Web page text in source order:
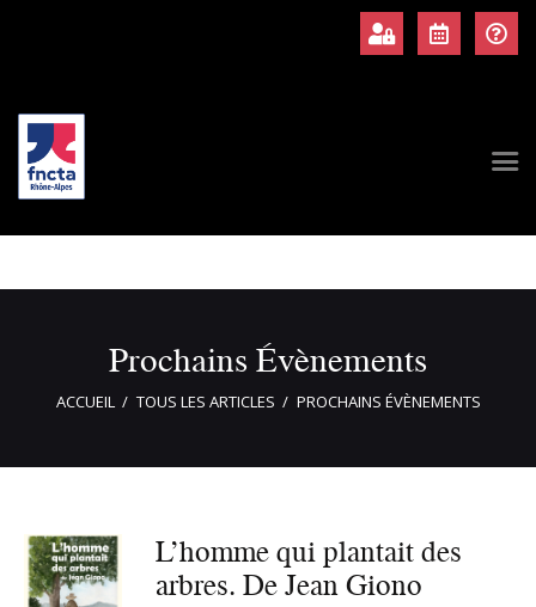
Prochains Évènements
ACCUEIL TOUS LES ARTICLES PROCHAINS ÉVÈNEMENTS
L’homme qui plantait des
arbres. De Jean Giono